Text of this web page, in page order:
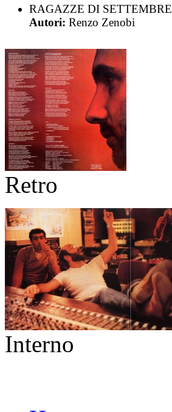
RAGAZZE DI SETTEMBRE
Autori: Renzo Zenobi
Retro
Interno